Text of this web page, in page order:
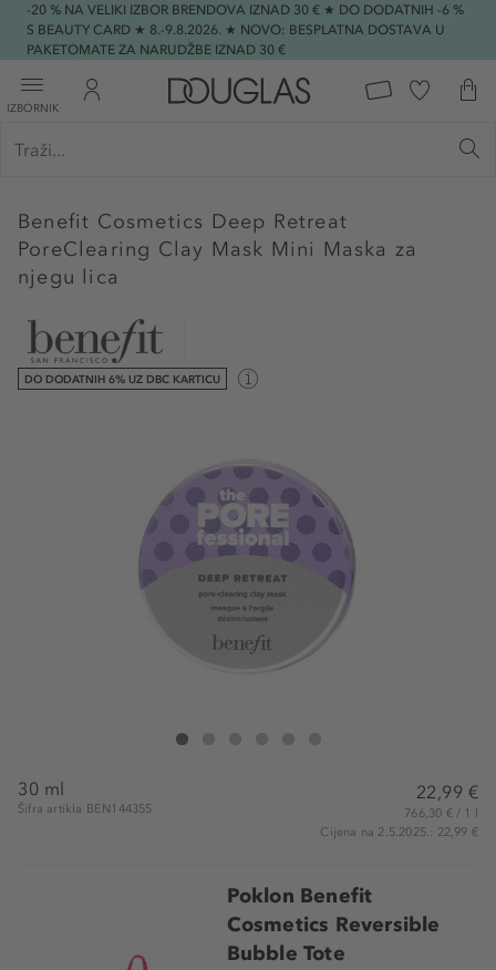
-20 % NA VELIKI IZBOR BRENDOVA IZNAD 30 € ★ DO DODATNIH -6 %
S BEAUTY CARD ★ 8.-9.8.2026. ★ NOVO: BESPLATNA DOSTAVA U
PAKETOMATE ZA NARUDŽBE IZNAD 30 €
IZBORNIK
Benefit Cosmetics Deep Retreat
PoreClearing Clay Mask Mini Maska za
njegu lica
DO DODATNIH 6% UZ DBC KARTICU
Benefit Cosmetics Deep Retreat Pore-Clearing Clay Mask
30 ml
Šifra artikla BEN144355
22,99 €
766,30 € / 1 l
Cijena na 2.5.2025.: 22,99 €
Poklon Benefit
Cosmetics Reversible
Bubble Tote